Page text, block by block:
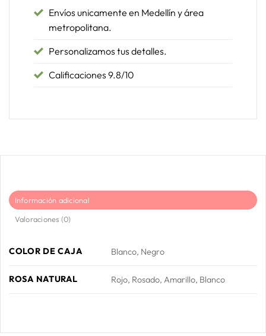
Envíos unicamente en Medellín y área
metropolitana.
Personalizamos tus detalles.
Calificaciones 9.8/10
Información adicional
Valoraciones (0)
COLOR DE CAJA Blanco, Negro
ROSA NATURAL Rojo, Rosado, Amarillo, Blanco